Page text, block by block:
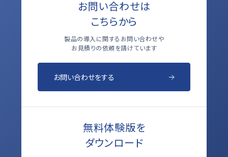
お問い合わせは
こちらから
製品の導入に関するお問い合わせや
お見積りの依頼を請けています
お問い合わせをする
無料体験版を
ダウンロード